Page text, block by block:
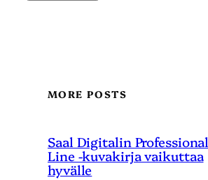
MORE POSTS
Saal Digitalin Professional
Line -kuvakirja vaikuttaa
hyvälle